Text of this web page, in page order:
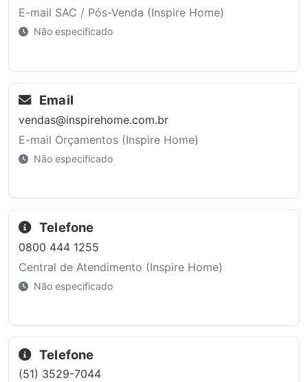
E-mail SAC / Pós-Venda (Inspire Home)
Não especificado
Email
vendas@inspirehome.com.br
E-mail Orçamentos (Inspire Home)
Não especificado
Telefone
0800 444 1255
Central de Atendimento (Inspire Home)
Não especificado
Telefone
(51) 3529-7044